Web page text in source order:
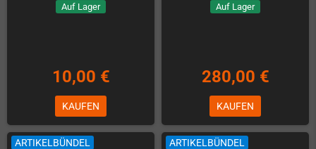
Auf Lager
10,00 €
KAUFEN
Auf Lager
280,00 €
KAUFEN
ARTIKELBÜNDEL ARTIKELBÜNDEL